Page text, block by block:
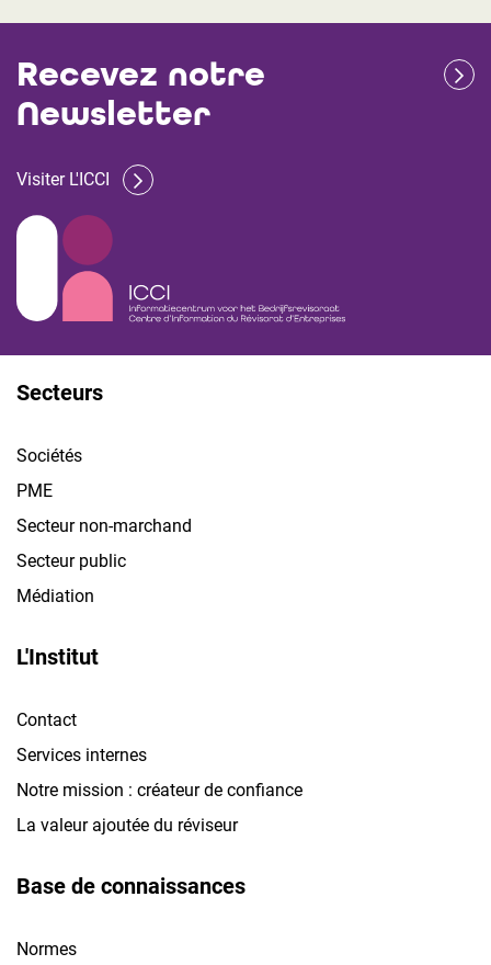
Recevez notre
Newsletter
Visiter L'ICCI
Secteurs
Sociétés
PME
Secteur non-marchand
Secteur public
Médiation
L'Institut
Contact
Services internes
Notre mission : créateur de confiance
La valeur ajoutée du réviseur
Base de connaissances
Normes